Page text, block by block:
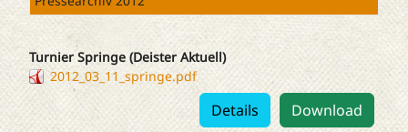
Turnier Springe (Deister Aktuell)
2012_03_11_springe.pdf
Download
Details